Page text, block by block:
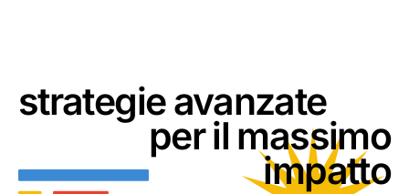
strategie avanzate
per il massimo
impatto